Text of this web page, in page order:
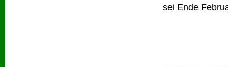
sei Ende